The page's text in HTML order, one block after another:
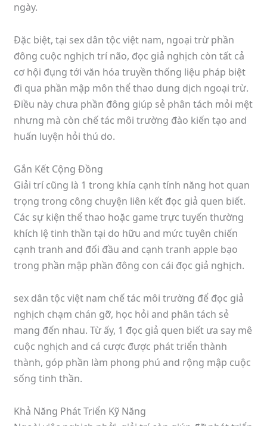
ngày.
Đặc biệt, tại sex dân tộc việt nam, ngoại trừ phần
đông cuộc nghịch trí não, đọc giả nghịch còn tất cả
cơ hội đụng tới văn hóa truyền thống liệu pháp biệt
đi qua phần mập môn thể thao dung dịch ngoại trừ.
Điều này chưa phần đông giúp sẻ phân tách mỏi mệt
nhưng mà còn chế tác môi trường đào kiến tạo and
huấn luyện hỏi thú do.
Gắn Kết Cộng Đồng
Giải trí cũng là 1 trong khía cạnh tính năng hot quan
trọng trong công chuyện liên kết đọc giả quen biết.
Các sự kiện thể thao hoặc game trực tuyến thường
khích lệ tinh thần tại do hữu and mức tuyên chiến
cạnh tranh and đối đầu and cạnh tranh apple bạo
trong phần mập phần đông con cái đọc giả nghịch.
sex dân tộc việt nam chế tác môi trường để đọc giả
nghịch chạm chán gỡ, học hỏi and phân tách sẻ
mang đến nhau. Từ ấy, 1 đọc giả quen biết ưa say mê
cuộc nghịch and cá cược được phát triển thành
thành, góp phần làm phong phú and rộng mập cuộc
sống tinh thần.
Khả Năng Phát Triển Kỹ Năng